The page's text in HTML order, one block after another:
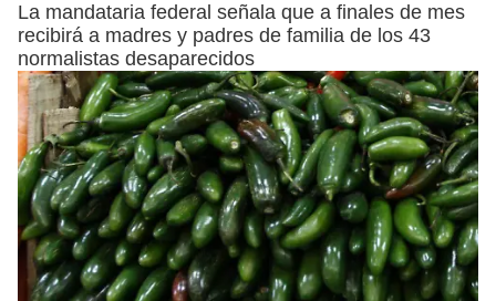
La mandataria federal señala que a finales de mes
recibirá a madres y padres de familia de los 43
normalistas desaparecidos